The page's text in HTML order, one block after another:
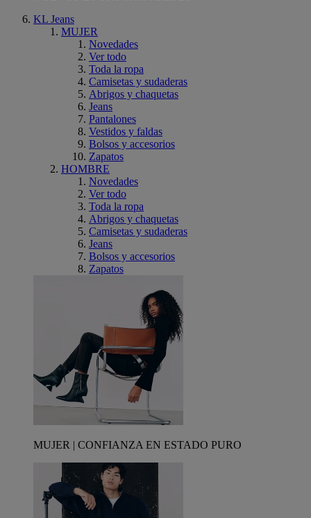
KL Jeans
MUJER
Novedades
Ver todo
Toda la ropa
Camisetas y sudaderas
Abrigos y chaquetas
Jeans
Pantalones
Vestidos y faldas
Bolsos y accesorios
Zapatos
HOMBRE
Novedades
Ver todo
Toda la ropa
Abrigos y chaquetas
Camisetas y sudaderas
Jeans
Bolsos y accesorios
Zapatos
MUJER | CONFIANZA EN ESTADO PURO